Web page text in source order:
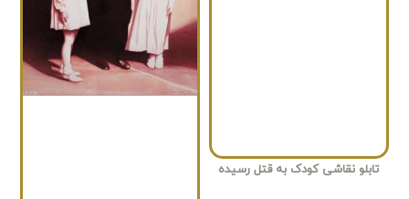
تابلو نقاشی کودک به قتل رسیده